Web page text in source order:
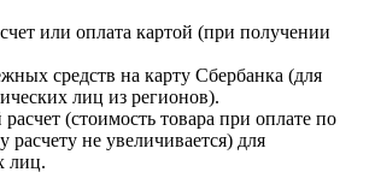
или оплата картой (при получении
средств на карту Сбербанка (для
лиц из регионов).
(стоимость товара при оплате по
расчету не увеличивается) для
лиц.